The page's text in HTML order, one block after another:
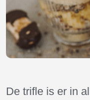
De trifle is er in